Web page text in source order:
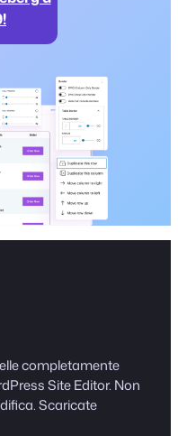
completamente
Site Editor. Non
Scaricate